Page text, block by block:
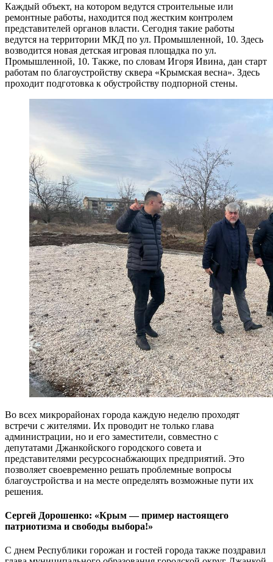
Каждый объект, на котором ведутся строительные или
ремонтные работы, находится под жестким контролем
представителей органов власти. Сегодня такие работы
ведутся на территории МКД по ул. Промышленной, 10. Здесь
возводится новая детская игровая площадка по ул.
Промышленной, 10. Также, по словам Игоря Ивина, дан старт
работам по благоустройству сквера «Крымская весна». Здесь
проходит подготовка к обустройству подпорной стены.
Во всех микрорайонах города каждую неделю проходят
встречи с жителями. Их проводит не только глава
администрации, но и его заместители, совместно с
депутатами Джанкойского городского совета и
представителями ресурсоснабжающих предприятий. Это
позволяет своевременно решать проблемные вопросы
благоустройства и на месте определять возможные пути их
решения.
Сергей Дорошенко: «Крым — пример настоящего
патриотизма и свободы выбора!»
С днем Республики горожан и гостей города также поздравил